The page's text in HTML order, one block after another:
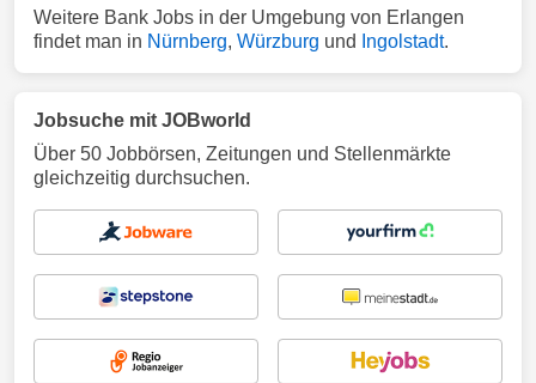
Weitere Bank Jobs in der Umgebung von Erlangen
findet man in Nürnberg, Würzburg und Ingolstadt.
Jobsuche mit JOBworld
Über 50 Jobbörsen, Zeitungen und Stellenmärkte
gleichzeitig durchsuchen.